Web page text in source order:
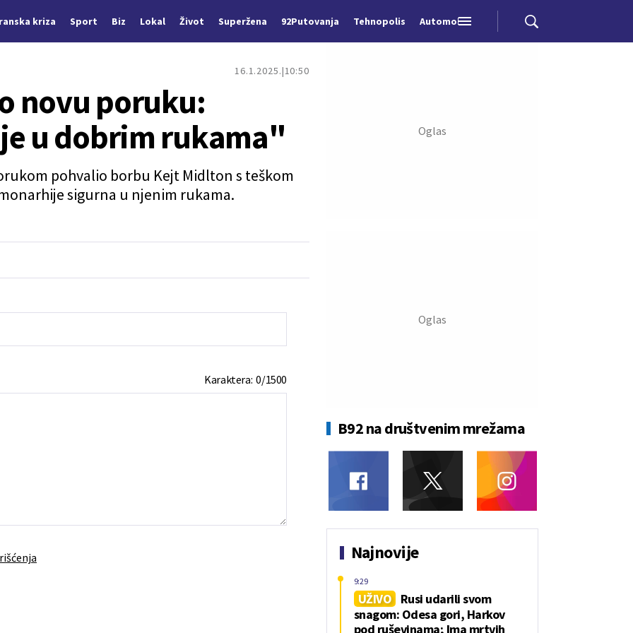
kriza Sport Biz Lokal Život Superžena 92Putovanja Tehnopolis Automobili
16.1.2025. 10:50
novu poruku:
u dobrim rukama"
pohvalio borbu Kejt Midlton s teškom
sigurna u njenim rukama.
Karaktera:0/1500
B92 na društvenim mrežama
Najnovije
UŽIVO
Rusi udarili svom
snagom: Odesa gori, Harkov
pod ruševinama; Ima mrtvih
9:29